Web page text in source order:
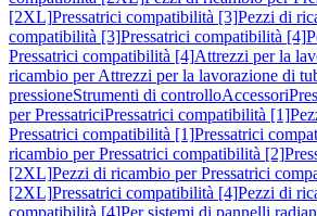
[2XL]Pressatrici compatibilità [3]Pezzi di
compatibilità [3]Pressatrici compatibilità [4]
Pressatrici compatibilità [4]Attrezzi per la
ricambio per Attrezzi per la lavorazione di
pressioneStrumenti di controlloAccessori
per PressatriciPressatrici compatibilità [1]
Pressatrici compatibilità [1]Pressatrici
ricambio per Pressatrici compatibilità [2]
[2XL]Pezzi di ricambio per Pressatrici
[2XL]Pressatrici compatibilità [4]Pezzi di
compatibilità [4]Per sistemi di pannelli